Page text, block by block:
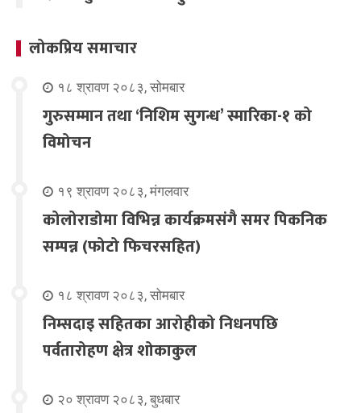
लोकप्रिय समाचार
१८ श्रावण २०८३, सोमबार
गुरुसम्मान तथा ‘निशिम सुगन्ध’ स्मारिका-१ को
विमोचन
१९ श्रावण २०८३, मंगलवार
कोलोराडोमा विभिन्न कार्यक्रमसंगै समर पिकनिक
सम्पन्न (फोटो फिचरसहित)
१८ श्रावण २०८३, सोमबार
निम्सदाइ सहितका आरोहीको निधनपछि
पर्वतारोहण क्षेत्र शोकाकुल
२० श्रावण २०८३, बुधबार